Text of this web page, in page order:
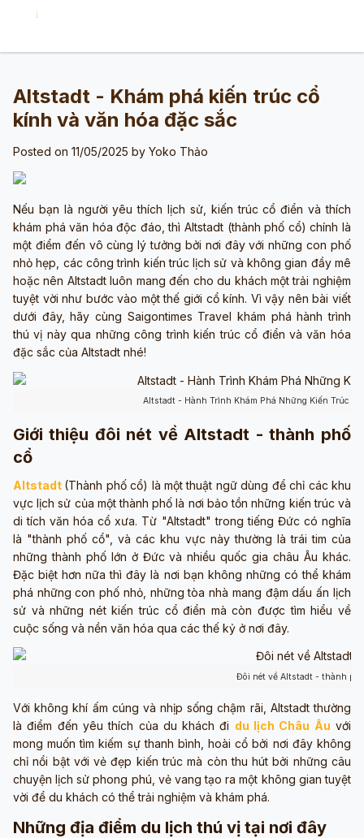
Altstadt - Khám phá kiến trúc cổ
kính và văn hóa đặc sắc
Posted on 11/05/2025 by Yoko Thảo
Nếu bạn là người yêu thích lịch sử, kiến trúc cổ điển và thích
khám phá văn hóa độc đáo, thì Altstadt (thành phố cổ) chính là
một điểm đến vô cùng lý tưởng bởi nơi đây với những con phố
nhỏ hẹp, các công trình kiến trúc lịch sử và không gian đầy mê
hoặc nên Altstadt luôn mang đến cho du khách một trải nghiệm
tuyệt vời như bước vào một thế giới cổ kính. Vì vậy nên bài viết
dưới đây, hãy cùng Saigontimes Travel khám phá hành trình
thú vị này qua những công trình kiến trúc cổ điển và văn hóa
đặc sắc của Altstadt nhé!
Altstadt - Hành Trình Khám Phá Những Kiến Trúc
Giới thiệu đôi nét về Altstadt - thành phố
cổ
Altstadt (Thành phố cổ) là một thuật ngữ dùng để chỉ các khu
vực lịch sử của một thành phố là nơi bảo tồn những kiến trúc và
di tích văn hóa cổ xưa. Từ "Altstadt" trong tiếng Đức có nghĩa
là "thành phố cổ", và các khu vực này thường là trái tim của
những thành phố lớn ở Đức và nhiều quốc gia châu Âu khác.
Đặc biệt hơn nữa thì đây là nơi bạn không những có thể khám
phá những con phố nhỏ, những tòa nhà mang đậm dấu ấn lịch
sử và những nét kiến trúc cổ điển mà còn được tìm hiểu về
cuộc sống và nền văn hóa qua các thế kỷ ở nơi đây.
Đôi nét về Altstadt - thành
Với không khí ấm cúng và nhịp sống chậm rãi, Altstadt thường
là điểm đến yêu thích của du khách đi du lịch Châu Âu với
mong muốn tìm kiếm sự thanh bình, hoài cổ bởi nơi đây không
chỉ nổi bật với vẻ đẹp kiến trúc mà còn thu hút bởi những câu
chuyện lịch sử phong phú, vẻ vang tạo ra một không gian tuyệt
vời để du khách có thể trải nghiệm và khám phá.
Những địa điểm du lịch thú vị tại nơi đây